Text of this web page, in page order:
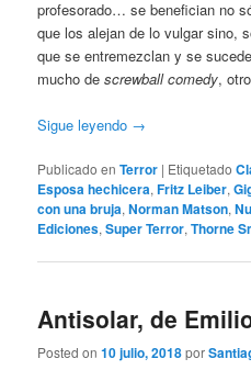
profesorado… se benefician no
que los alejan de lo vulgar sino,
que se entremezclan y se
mucho descrewball comedy,
Sigue leyendo →
Publicado en Terror | Etiquetado
Esposa hechicera,Fritz Leiber,
con una bruja,Norman Matson,
Ediciones,Super Terror,Thorne
Antisolar, de
Posted on10 julio, 2018por